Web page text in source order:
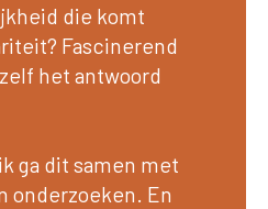
die komt
Fascinerend
het antwoord
ga dit samen met
onderzoeken. En